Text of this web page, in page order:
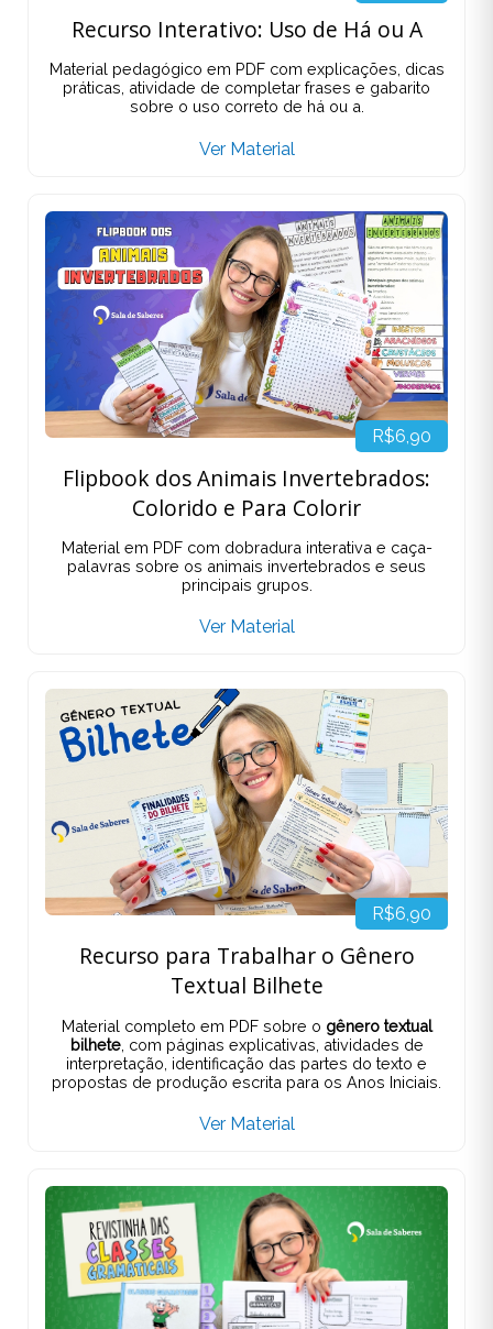
Recurso Interativo: Uso de Há ou A
Material pedagógico em PDF com explicações, dicas
práticas, atividade de completar frases e gabarito
sobre o uso correto de há ou a.
Ver Material
R$6,90
Flipbook dos Animais Invertebrados:
Colorido e Para Colorir
Material em PDF com dobradura interativa e caça-
palavras sobre os animais invertebrados e seus
principais grupos.
Ver Material
R$6,90
Recurso para Trabalhar o Gênero
Textual Bilhete
Material completo em PDF sobre o gênero textual
bilhete, com páginas explicativas, atividades de
interpretação, identificação das partes do texto e
propostas de produção escrita para os Anos Iniciais.
Ver Material